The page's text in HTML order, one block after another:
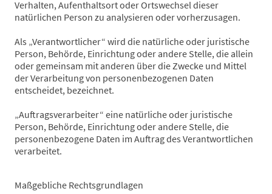
Verhalten, Aufenthaltsort oder Ortswechsel dieser
natürlichen Person zu analysieren oder vorherzusagen.
Als „Verantwortlicher“ wird die natürliche oder juristische
Person, Behörde, Einrichtung oder andere Stelle, die allein
oder gemeinsam mit anderen über die Zwecke und Mittel
der Verarbeitung von personenbezogenen Daten
entscheidet, bezeichnet.
„Auftragsverarbeiter“ eine natürliche oder juristische
Person, Behörde, Einrichtung oder andere Stelle, die
personenbezogene Daten im Auftrag des Verantwortlichen
verarbeitet.
Maßgebliche Rechtsgrundlagen